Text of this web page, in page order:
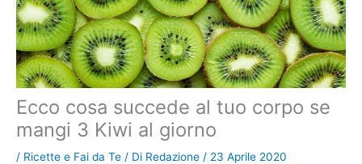
Ecco cosa succede al tuo corpo se
mangi 3 Kiwi al giorno
/ Ricette e Fai da Te / Di Redazione / 23 Aprile 2020